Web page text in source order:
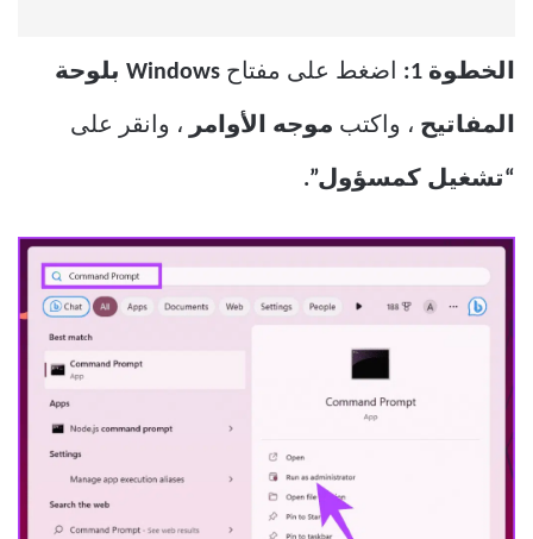
الخطوة 1: اضغط على مفتاح Windows بلوحة
المفاتيح ، واكتب موجه الأوامر ، وانقر على
“تشغيل كمسؤول”.